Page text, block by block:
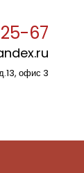
67
офис 3